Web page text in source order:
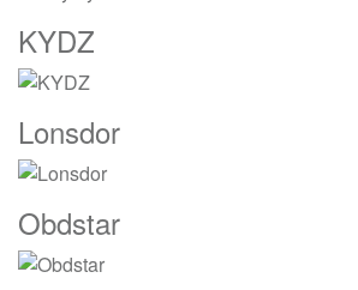
KYDZ
Lonsdor
Obdstar